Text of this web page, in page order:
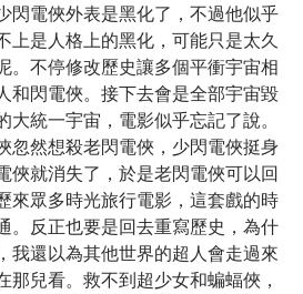
閃電俠外表是黑化了，不過他似乎
上是人格上的黑化，可能只是太久
。不停修改歷史讓多個平衝宇宙相
和閃電俠。接下去會是全部宇宙毀
統一宇宙，電影似乎忘記了說。
忽然想殺老閃電俠，少閃電俠挺身
俠就消失了，於是老閃電俠可以回
來眾多時光旅行電影，這套戲的時
。反正也要是回去重寫歷史，為什
我還以為其他世界的超人會走過來
那兒看。救不到超少女和蝙蝠俠，